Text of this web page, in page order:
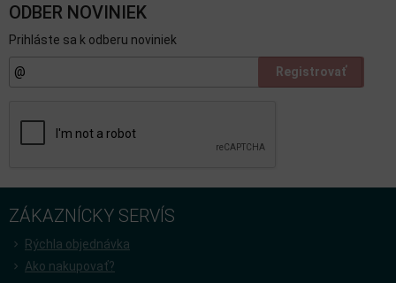
ODBER NOVINIEK
Prihláste sa k odberu noviniek
Registrovať
ZÁKAZNÍCKY SERVÍS
Rýchla objednávka
Ako nakupovať?